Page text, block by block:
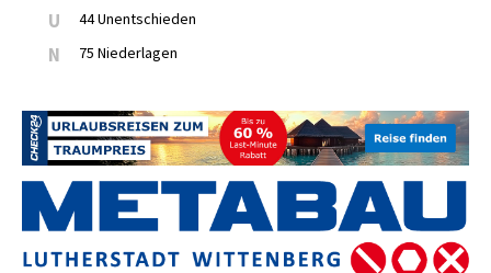
U 44 Unentschieden
N 75 Niederlagen